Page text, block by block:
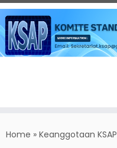
toHome » Keanggotaan KSAP